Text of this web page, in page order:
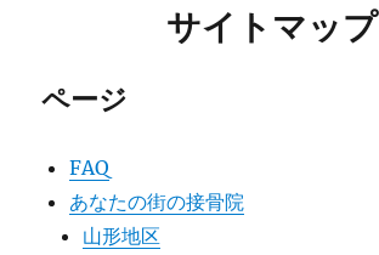
サイトマップ
ページ
FAQ
あなたの街の接骨院
山形地区